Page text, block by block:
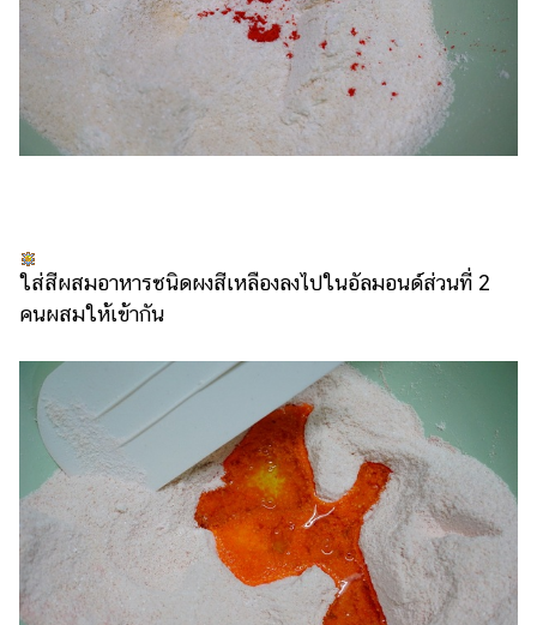
ใส่สีผสมอาหารชนิดผงสีเหลืองลงไปในอัลมอนด์ส่วนที่ 2
คนผสมให้เข้ากัน